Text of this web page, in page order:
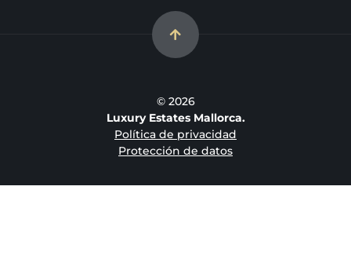
© 2026
Luxury Estates Mallorca.
Política de privacidad
Protección de datos